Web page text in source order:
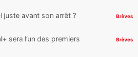
juste avant son arrêt ?
Brèves
sera l’un des premiers
Brèves